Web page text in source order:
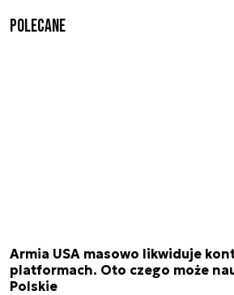
Polecane
Armia USA masowo likwiduje
platformach. Oto czego może
Polskie